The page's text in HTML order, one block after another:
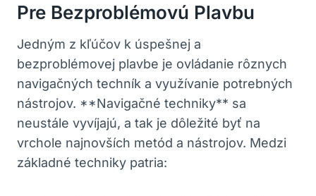
Pre Bezproblémovú Plavbu
Jedným z kľúčov k úspešnej a ​
bezproblémovej plavbe je ovládanie rôznych
navigačných techník a využívanie potrebných
nástrojov.⁤ **Navigačné⁣ techniky**‌ sa
neustále vyvíjajú,⁣ a tak je dôležité byť na
vrchole najnovších metód ⁢a nástrojov. Medzi
základné techniky patria: